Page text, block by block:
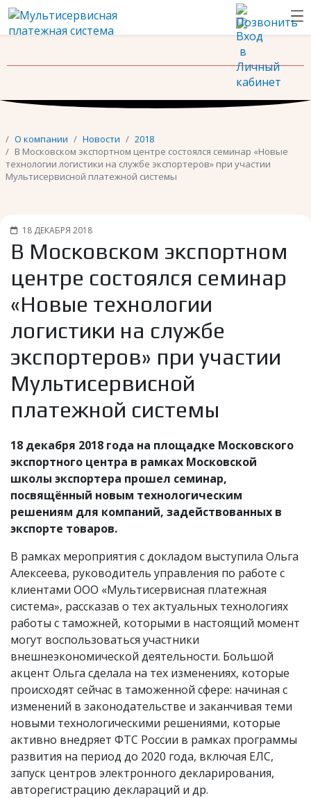
О компании Новости
2018
В Московском экспортном центре состоялся семинар «Новые
технологии логистики на службе экспортеров» при участии
Мультисервисной платежной системы
18 ДЕКАБРЯ 2018
В Московском экспортном
центре состоялся семинар
«Новые технологии
логистики на службе
экспортеров» при участии
Мультисервисной
платежной системы
18 декабря 2018 года на площадке Московского
экспортного центра в рамках Московской
школы экспортера прошел семинар,
посвящённый новым технологическим
решениям для компаний, задействованных в
экспорте товаров.
В рамках мероприятия с докладом выступила Ольга
Алексеева, руководитель управления по работе с
клиентами ООО «Мультисервисная платежная
система», рассказав о тех актуальных технологиях
работы с таможней, которыми в настоящий момент
могут воспользоваться участники
внешнеэкономической деятельности. Большой
акцент Ольга сделала на тех изменениях, которые
происходят сейчас в таможенной сфере: начиная с
изменений в законодательстве и заканчивая теми
новыми технологическими решениями, которые
активно внедряет ФТС России в рамках программы
развития на период до 2020 года, включая ЕЛС,
запуск центров электронного декларирования,
авторегистрацию деклараций и др.